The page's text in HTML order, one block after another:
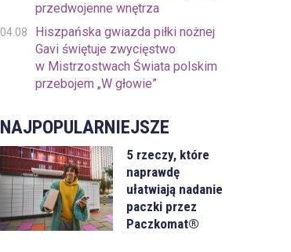
przedwojenne wnętrza
04.08
Hiszpańska gwiazda piłki nożnej
Gavi świętuje zwycięstwo
w Mistrzostwach Świata polskim
przebojem „W głowie”
NAJPOPULARNIEJSZE
5 rzeczy, które
naprawdę
ułatwiają nadanie
paczki przez
Paczkomat®